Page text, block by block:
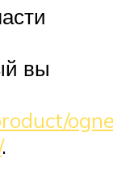
вы
.